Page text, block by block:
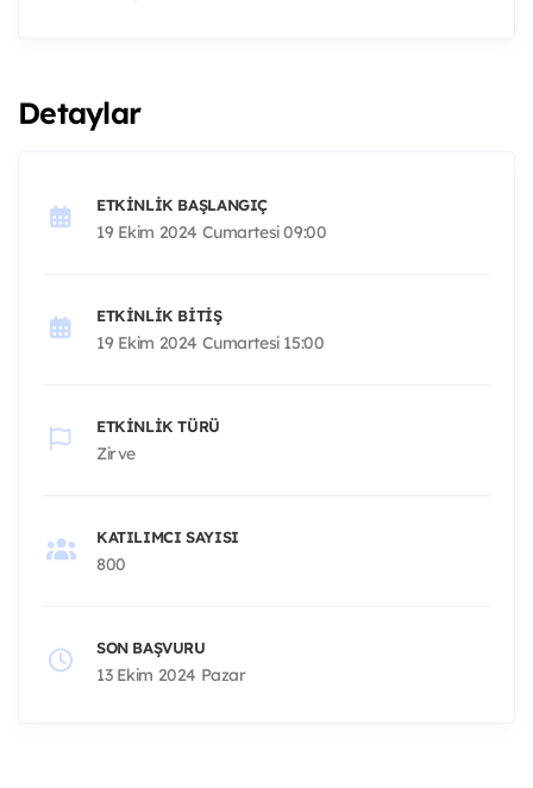
Detaylar
ETKINLIK BAŞLANGIÇ
19 Ekim 2024 Cumartesi 09:00
ETKINLIK BITIŞ
19 Ekim 2024 Cumartesi 15:00
ETKINLIK TÜRÜ
Zirve
KATILIMCI SAYISI
800
SON BAŞVURU
13 Ekim 2024 Pazar